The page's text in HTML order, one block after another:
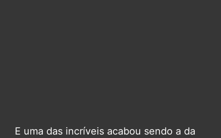
E uma das incríveis acabou sendo a da